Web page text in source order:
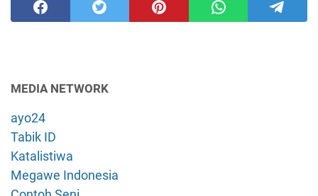
MEDIA NETWORK
ayo24
Tabik ID
Katalistiwa
Megawe Indonesia